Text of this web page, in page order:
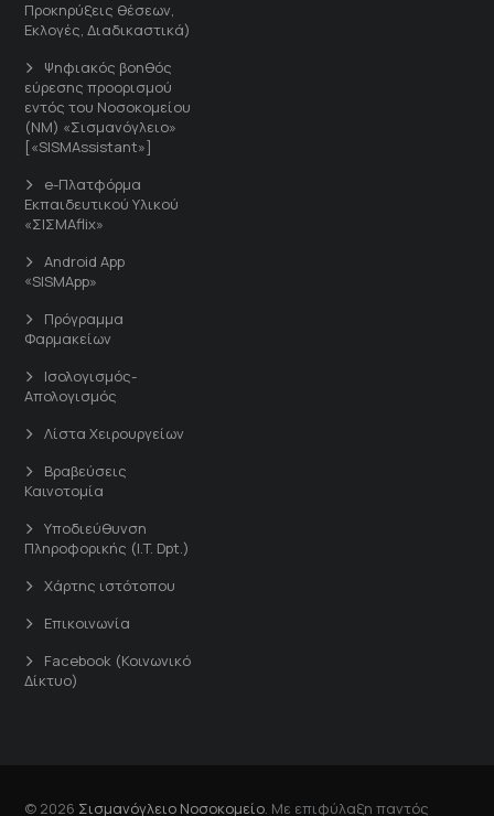
Προκηρύξεις θέσεων,
Εκλογές, Διαδικαστικά)
Ψηφιακός βοηθός
εύρεσης προορισμού
εντός του Νοσοκομείου
(ΝΜ) «Σισμανόγλειο»
[«SISMAssistant»]
e-Πλατφόρμα
Εκπαιδευτικού Υλικού
«ΣΙΣΜΑflix»
Android App
«SISMApp»
Πρόγραμμα
Φαρμακείων
Ισολογισμός-
Απολογισμός
Λίστα Χειρουργείων
Βραβεύσεις
Καινοτομία
Υποδιεύθυνση
Πληροφορικής (I.T. Dpt.)
Χάρτης ιστότοπου
Επικοινωνία
Facebook (Κοινωνικό
Δίκτυο)
© 2026 Σισμανόγλειο Νοσοκομείο . Με επιφύλαξη παντός